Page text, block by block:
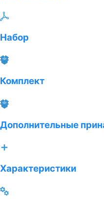
Набор
Комплект
Дополнительные
Характеристики